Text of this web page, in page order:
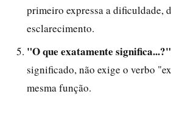
primeiro expressa a dificuldade,
esclarecimento.
"O que exatamente significa...?"
significado, não exige o verbo
mesma função.